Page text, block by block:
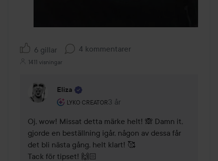
6 gillar 4 kommentarer
1411 visningar
Eliza
LYKO CREATOR
Användarens roll: Lyko Creator.
3 år
Kommentaren lades 3 år
Oj, wow! Missat detta märke helt! 🙈 Damn it,
gjorde en beställning igår, någon av dessa får
det bli nästa gång, helt klart! 🥰
Tack för tipset! 🙌🏻